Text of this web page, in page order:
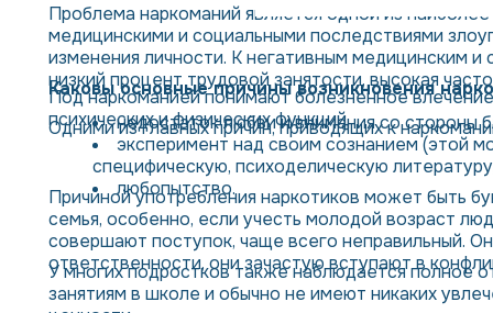
Проблема наркоманий является одной из
медицинскими и социальными последствиями
изменения личности. К негативным медицинским
низкий процент трудовой занятости, высокая
Каковы основные причины возникновения
Под наркоманией понимают болезненное
психических и физических функций.
Одними из главных причин, приводящих к
недостаток любви и внимания со стороны
эксперимент над своим сознанием (этой
специфическую, психоделическую
любопытство.
Причиной употребления наркотиков может быть
семья, особенно, если учесть молодой возраст
совершают поступок, чаще всего неправильный.
ответственности, они зачастую вступают в
У многих подростков также наблюдается полное
занятиям в школе и обычно не имеют никаких